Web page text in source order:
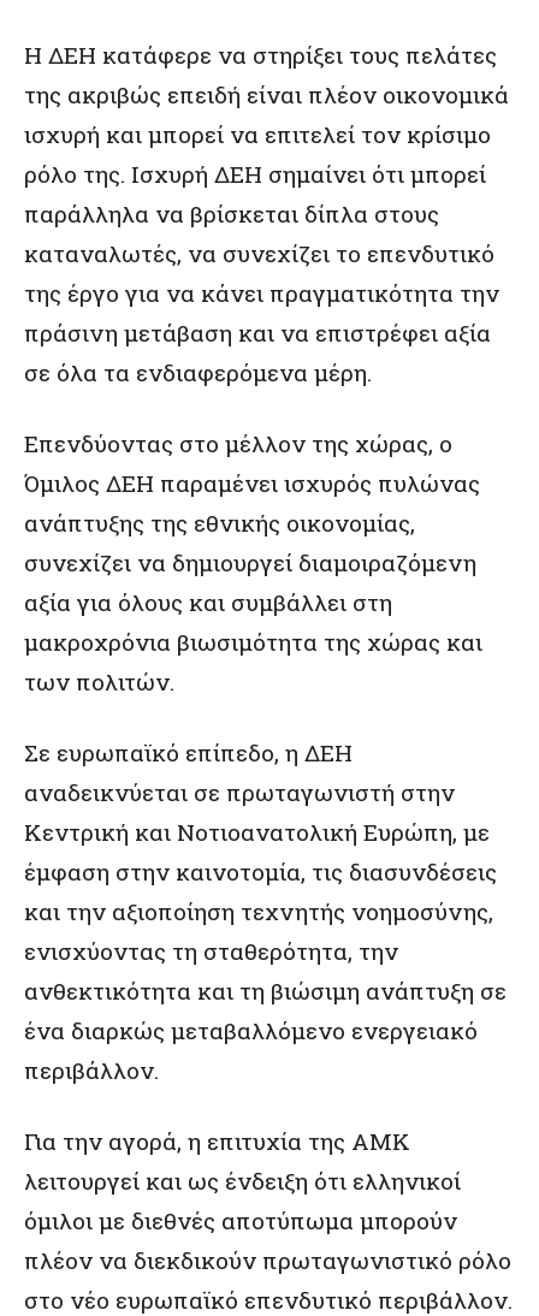
Η ΔΕΗ κατάφερε να στηρίξει τους πελάτες
της ακριβώς επειδή είναι πλέον οικονομικά
ισχυρή και μπορεί να επιτελεί τον κρίσιμο
ρόλο της. Ισχυρή ΔΕΗ σημαίνει ότι μπορεί
παράλληλα να βρίσκεται δίπλα στους
καταναλωτές, να συνεχίζει το επενδυτικό
της έργο για να κάνει πραγματικότητα την
πράσινη μετάβαση και να επιστρέφει αξία
σε όλα τα ενδιαφερόμενα μέρη.
Επενδύοντας στο μέλλον της χώρας, ο
Όμιλος ΔΕΗ παραμένει ισχυρός πυλώνας
ανάπτυξης της εθνικής οικονομίας,
συνεχίζει να δημιουργεί διαμοιραζόμενη
αξία για όλους και συμβάλλει στη
μακροχρόνια βιωσιμότητα της χώρας και
των πολιτών.
Σε ευρωπαϊκό επίπεδο, η ΔΕΗ
αναδεικνύεται σε πρωταγωνιστή στην
Κεντρική και Νοτιοανατολική Ευρώπη, με
έμφαση στην καινοτομία, τις διασυνδέσεις
και την αξιοποίηση τεχνητής νοημοσύνης,
ενισχύοντας τη σταθερότητα, την
ανθεκτικότητα και τη βιώσιμη ανάπτυξη σε
ένα διαρκώς μεταβαλλόμενο ενεργειακό
περιβάλλον.
Για την αγορά, η επιτυχία της ΑΜΚ
λειτουργεί και ως ένδειξη ότι ελληνικοί
όμιλοι με διεθνές αποτύπωμα μπορούν
πλέον να διεκδικούν πρωταγωνιστικό ρόλο
στο νέο ευρωπαϊκό επενδυτικό περιβάλλον.